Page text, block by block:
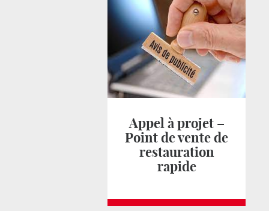
Appel à projet –
Point de vente de
restauration
rapide